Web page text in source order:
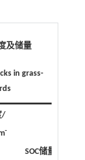
及储量
in grass-
/
-
SOC储量/k t